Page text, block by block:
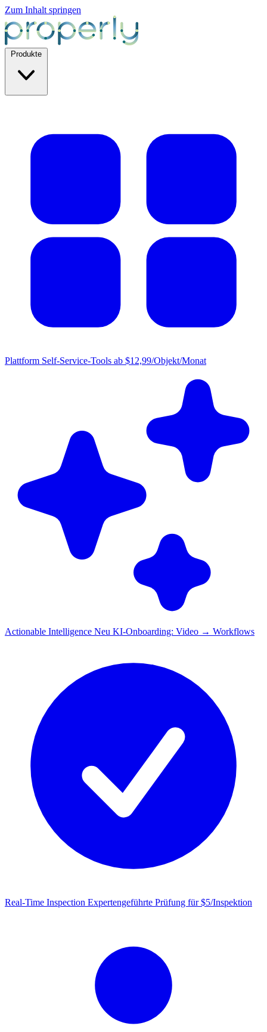
Zum Inhalt springen
Plattform Self-Service-Tools ab $12,99/Objekt/Monat
Actionable Intelligence Neu KI-Onboarding: Video → Workflows
Real-Time Inspection Expertengeführte Prüfung für $5/Inspektion